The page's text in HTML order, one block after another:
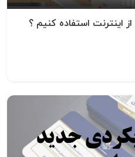
اینترنت استفاده کنیم ؟